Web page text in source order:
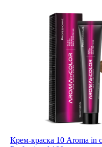
Крем-краска 10 Aroma in